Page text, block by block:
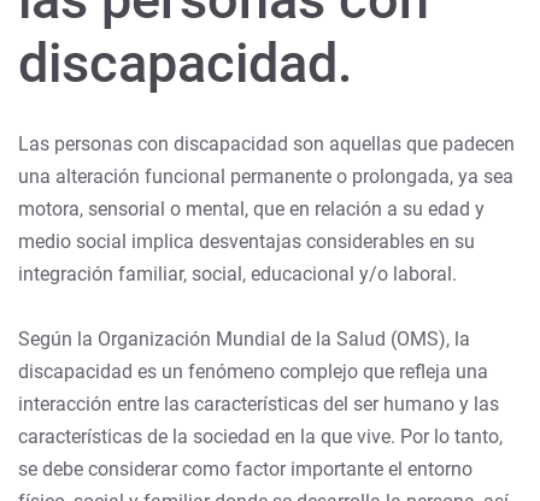
discapacidad.
Las personas con discapacidad son aquellas que padecen
una alteración funcional permanente o prolongada, ya sea
motora, sensorial o mental, que en relación a su edad y
medio social implica desventajas considerables en su
integración familiar, social, educacional y/o laboral.
Según la Organización Mundial de la Salud (OMS), la
discapacidad es un fenómeno complejo que refleja una
interacción entre las características del ser humano y las
características de la sociedad en la que vive. Por lo tanto,
se debe considerar como factor importante el entorno